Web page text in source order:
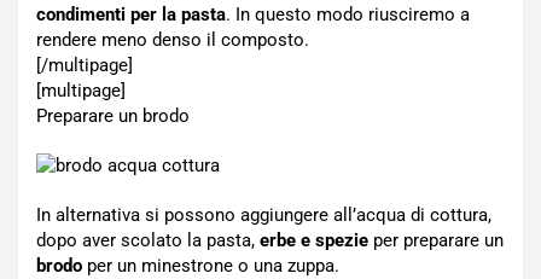
condimenti per la pasta. In questo modo riusciremo a
rendere meno denso il composto.
[/multipage]
[multipage]
Preparare un brodo
In alternativa si possono aggiungere all’acqua di cottura,
dopo aver scolato la pasta, erbe e spezie per preparare un
brodo per un minestrone o una zuppa.